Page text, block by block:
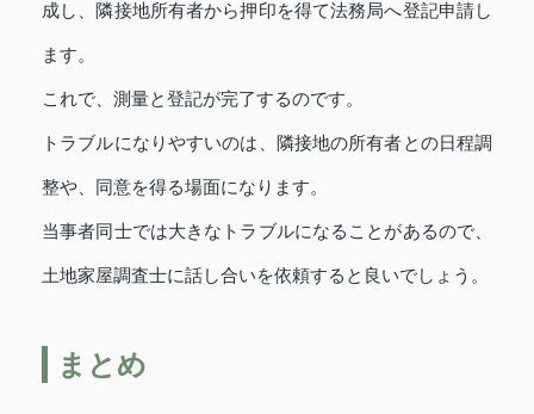
成し、隣接地所有者から押印を得て法務局へ登記申請し
ます。
これで、測量と登記が完了するのです。
トラブルになりやすいのは、隣接地の所有者との日程調
整や、同意を得る場面になります。
当事者同士では大きなトラブルになることがあるので、
土地家屋調査士に話し合いを依頼すると良いでしょう。
まとめ